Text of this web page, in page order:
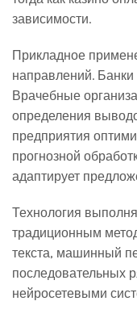
зависимости.
Прикладное
направлений.
Врачебные
определения
предприятия
прогнозной
адаптирует
Технология
традиционным
текста, машинный
последовательных
нейросетевыми